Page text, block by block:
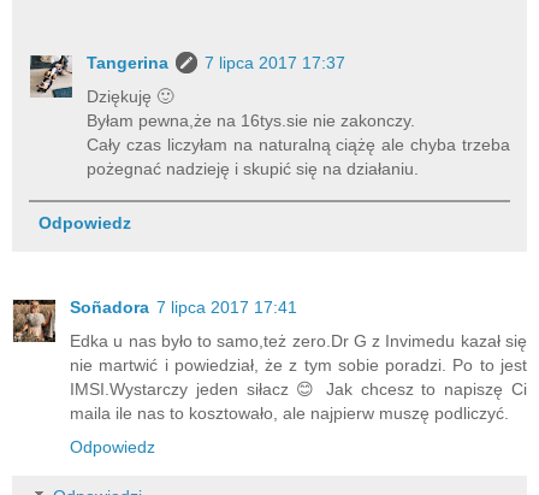
Tangerina
7 lipca 2017 17:37
Dziękuję 🙂
Byłam pewna,że na 16tys.sie nie zakonczy.
Cały czas liczyłam na naturalną ciążę ale chyba trzeba
pożegnać nadzieję i skupić się na działaniu.
Odpowiedz
Soñadora 7 lipca 2017 17:41
Edka u nas było to samo,też zero.Dr G z Invimedu kazał się
nie martwić i powiedział, że z tym sobie poradzi. Po to jest
IMSI.Wystarczy jeden siłacz 😊 Jak chcesz to napiszę Ci
maila ile nas to kosztowało, ale najpierw muszę podliczyć.
Odpowiedz